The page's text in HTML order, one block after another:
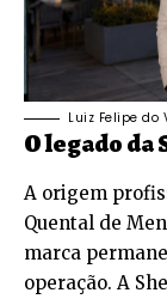
Luiz Felipe do
O legado da
A origem
Quental de
marca
operação. A